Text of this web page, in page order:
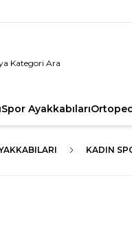
Spor Ayakkabıları
KADIN